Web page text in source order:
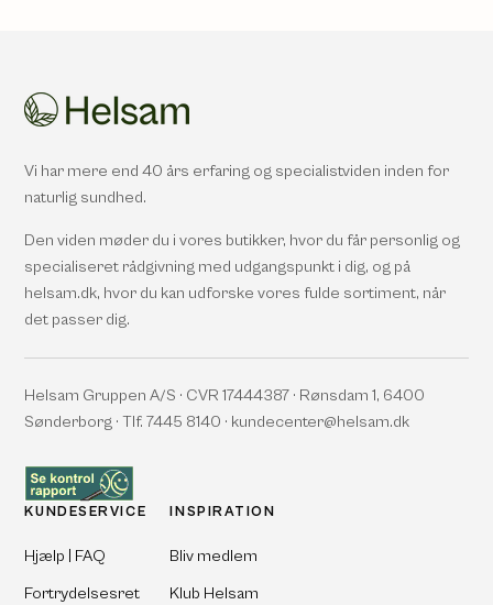
Vi har mere end 40 års erfaring og specialistviden inden for
naturlig sundhed.
Den viden møder du i vores butikker, hvor du får personlig og
specialiseret rådgivning med udgangspunkt i dig, og på
helsam.dk, hvor du kan udforske vores fulde sortiment, når
det passer dig.
Helsam Gruppen A/S · CVR 17444387 · Rønsdam 1, 6400
Sønderborg · Tlf. 7445 8140 · kundecenter@helsam.dk
KUNDESERVICE
Hjælp | FAQ
Fortrydelsesret
INSPIRATION
Bliv medlem
Klub Helsam